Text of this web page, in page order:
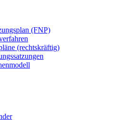
(FNP)
(rechtskräftig)